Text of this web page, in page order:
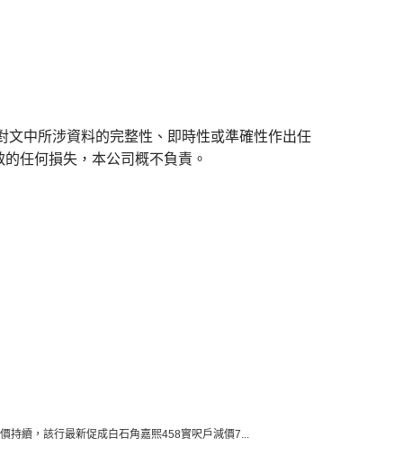
中所涉資料的完整性、即時性或準確性作出任
任何損失，本公司概不負責。
持續，該行最新促成白石角嘉熙458實呎戶減價7...